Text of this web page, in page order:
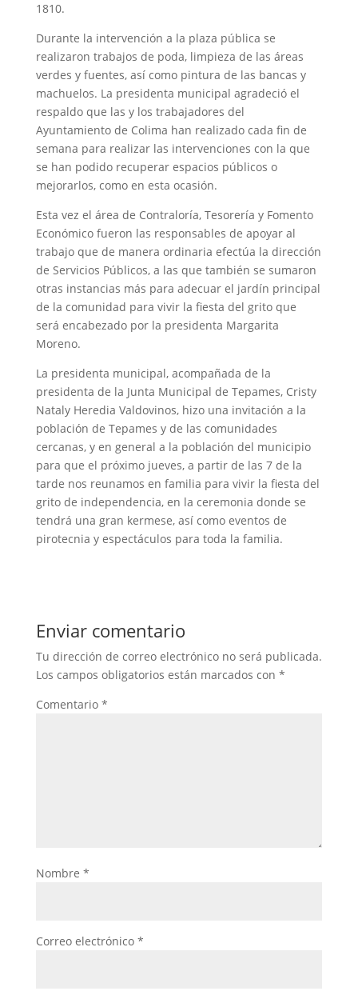
1810.
Durante la intervención a la plaza pública se
realizaron trabajos de poda, limpieza de las áreas
verdes y fuentes, así como pintura de las bancas y
machuelos. La presidenta municipal agradeció el
respaldo que las y los trabajadores del
Ayuntamiento de Colima han realizado cada fin de
semana para realizar las intervenciones con la que
se han podido recuperar espacios públicos o
mejorarlos, como en esta ocasión.
Esta vez el área de Contraloría, Tesorería y Fomento
Económico fueron las responsables de apoyar al
trabajo que de manera ordinaria efectúa la dirección
de Servicios Públicos, a las que también se sumaron
otras instancias más para adecuar el jardín principal
de la comunidad para vivir la fiesta del grito que
será encabezado por la presidenta Margarita
Moreno.
La presidenta municipal, acompañada de la
presidenta de la Junta Municipal de Tepames, Cristy
Nataly Heredia Valdovinos, hizo una invitación a la
población de Tepames y de las comunidades
cercanas, y en general a la población del municipio
para que el próximo jueves, a partir de las 7 de la
tarde nos reunamos en familia para vivir la fiesta del
grito de independencia, en la ceremonia donde se
tendrá una gran kermese, así como eventos de
pirotecnia y espectáculos para toda la familia.
Enviar comentario
Tu dirección de correo electrónico no será publicada.
Los campos obligatorios están marcados con *
Comentario *
Nombre *
Correo electrónico *